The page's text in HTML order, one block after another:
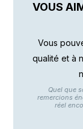
VOUS
Vous
qualité et à
Quel que
remercions
réel